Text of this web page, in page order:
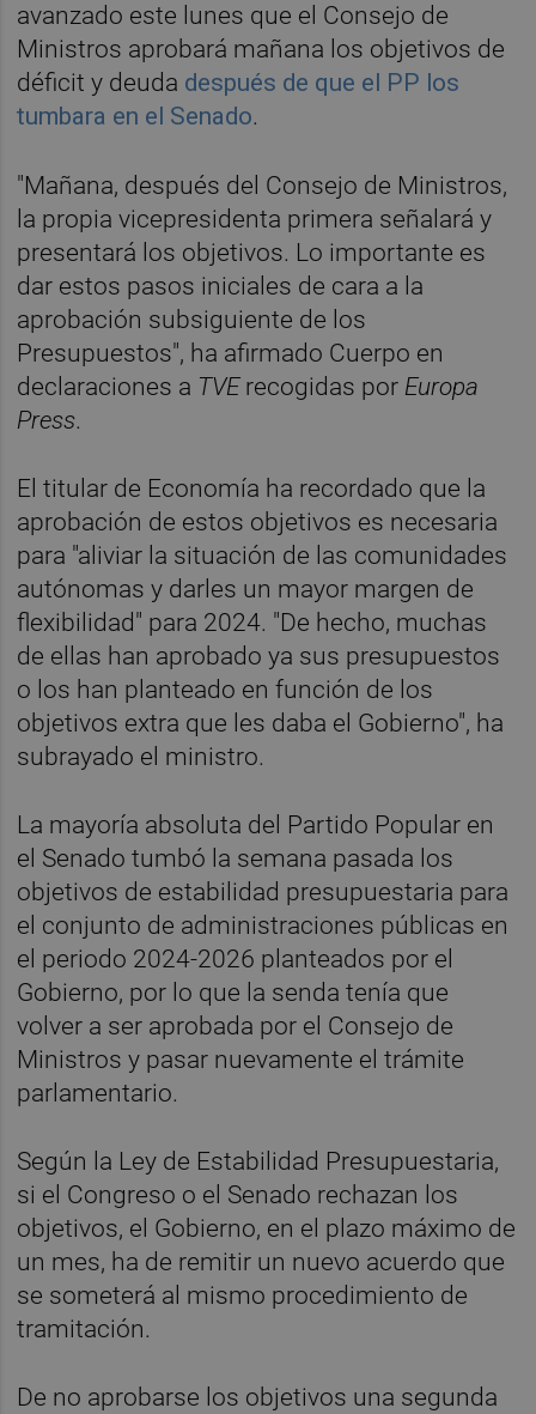
avanzado este lunes que el Consejo de
Ministros aprobará mañana los objetivos de
déficit y deuda después de que el PP los
tumbara en el Senado.
"Mañana, después del Consejo de Ministros,
la propia vicepresidenta primera señalará y
presentará los objetivos. Lo importante es
dar estos pasos iniciales de cara a la
aprobación subsiguiente de los
Presupuestos", ha afirmado Cuerpo en
declaraciones a TVErecogidas por Europa
Press.
El titular de Economía ha recordado que la
aprobación de estos objetivos es necesaria
para "aliviar la situación de las comunidades
autónomas y darles un mayor margen de
flexibilidad" para 2024. "De hecho, muchas
de ellas han aprobado ya sus presupuestos
o los han planteado en función de los
objetivos extra que les daba el Gobierno", ha
subrayado el ministro.
La mayoría absoluta del Partido Popular en
el Senado tumbó la semana pasada los
objetivos de estabilidad presupuestaria para
el conjunto de administraciones públicas en
el periodo 2024-2026 planteados por el
Gobierno, por lo que la senda tenía que
volver a ser aprobada por el Consejo de
Ministros y pasar nuevamente el trámite
parlamentario.
Según la Ley de Estabilidad Presupuestaria,
si el Congreso o el Senado rechazan los
objetivos, el Gobierno, en el plazo máximo de
un mes, ha de remitir un nuevo acuerdo que
se someterá al mismo procedimiento de
tramitación.
De no aprobarse los objetivos una segunda